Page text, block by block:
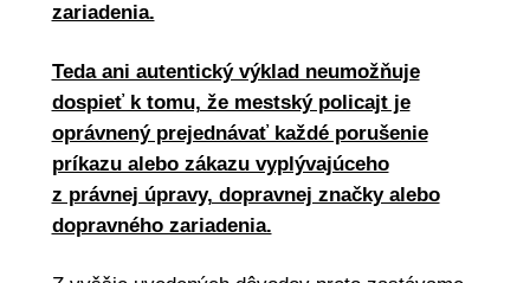
zariadenia.
Teda ani autentický výklad neumožňuje
dospieť k tomu, že mestský policajt je
oprávnený prejednávať každé porušenie
príkazu alebo zákazu vyplývajúceho
z právnej úpravy, dopravnej značky alebo
dopravného zariadenia.